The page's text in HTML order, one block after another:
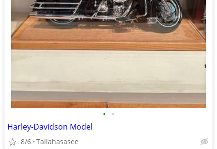
• •
Harley-Davidson Model
8/6 Tallahasasee